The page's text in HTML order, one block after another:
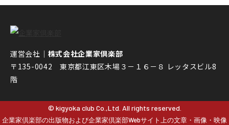
運営会社｜ 株式会社企業家倶楽部
〒135-0042 東京都江東区木場３－１６－８ レッタスビル8
階
© kigyoka club Co.,Ltd. All rights reserved.
企業家倶楽部の出版物および企業家倶楽部Webサイト上の文章・画像・映像